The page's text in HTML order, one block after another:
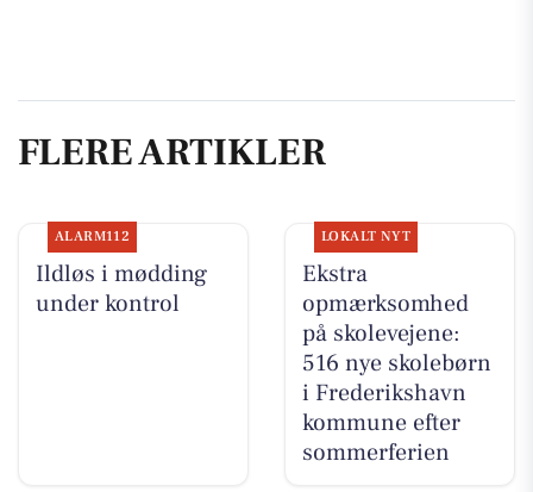
FLERE ARTIKLER
ALARM112
Ildløs i mødding
under kontrol
LOKALT NYT
Ekstra
opmærksomhed
på skolevejene:
516 nye skolebørn
i Frederikshavn
kommune efter
sommerferien